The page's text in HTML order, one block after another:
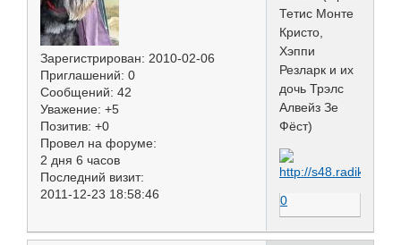
Зарегистрирован: 2010-02-06
Приглашений: 0
Сообщений: 42
Уважение: +5
Позитив: +0
Провел на форуме:
2 дня 6 часов
Последний визит:
2011-12-23 18:58:46
Тетис Монте
Кристо,
Хэппи
Резларк и их
дочь Трэлс
Алвейз Зе
Фёст)
0